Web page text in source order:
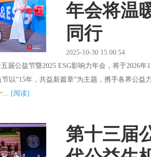
年会将温
同行
2025-10-30 15:00:54
届公益节暨2025 ESG影响力年会，将于2026
以“15年，共益新篇章”为主题，携手各界公
... [阅读]
第十三届